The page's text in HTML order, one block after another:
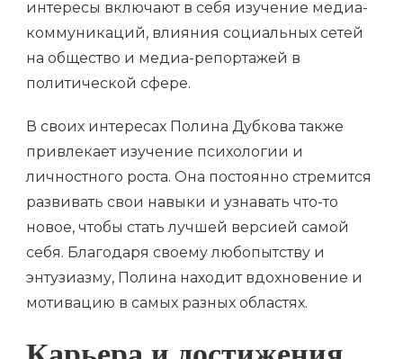
интересы включают в себя изучение медиа-
коммуникаций, влияния социальных сетей
на общество и медиа-репортажей в
политической сфере.
В своих интересах Полина Дубкова также
привлекает изучение психологии и
личностного роста. Она постоянно стремится
развивать свои навыки и узнавать что-то
новое, чтобы стать лучшей версией самой
себя. Благодаря своему любопытству и
энтузиазму, Полина находит вдохновение и
мотивацию в самых разных областях.